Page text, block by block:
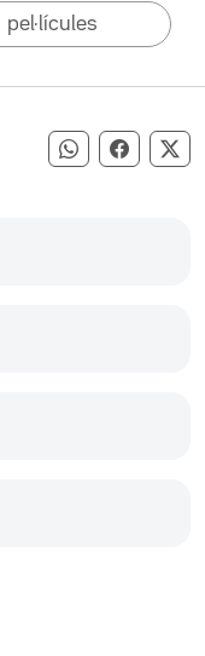
pel·lícules
Compartir